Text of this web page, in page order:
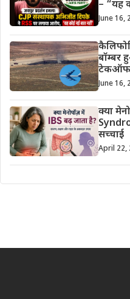
– “यह
June 16,
बॉम्बर
टेकऑफ
June 16,
क्या
सच्चाई
April 22,